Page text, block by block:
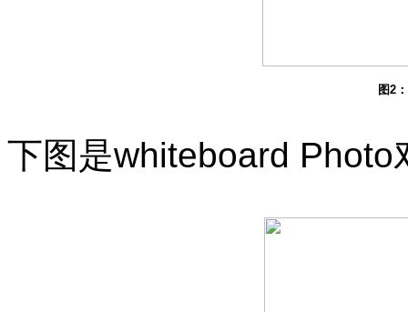
图2
下图是whiteboard Photo